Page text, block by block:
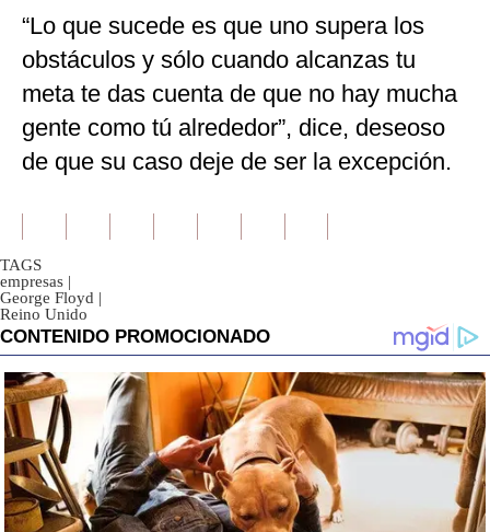
“Lo que sucede es que uno supera los
obstáculos y sólo cuando alcanzas tu
meta te das cuenta de que no hay mucha
gente como tú alrededor”, dice, deseoso
de que su caso deje de ser la excepción.
TAGS
empresas |
George Floyd |
Reino Unido